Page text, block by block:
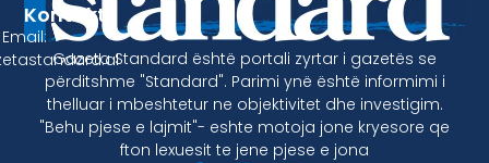
Gazeta Standard është portali zyrtar i gazetës se
përditshme "Standard". Parimi ynë është informimi i
thelluar i mbeshtetur ne objektivitet dhe investigim.
"Behu pjese e lajmit"- eshte motoja jone kryesore qe
fton lexuesit te jene pjese e jona
Kontakt
Email: